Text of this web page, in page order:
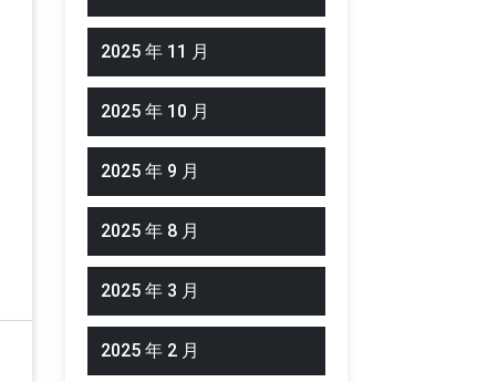
2025 年 11 月
2025 年 10 月
2025 年 9 月
2025 年 8 月
2025 年 3 月
2025 年 2 月